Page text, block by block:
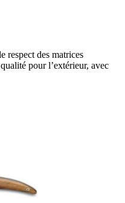
respect des matrices
pour l’extérieur, avec